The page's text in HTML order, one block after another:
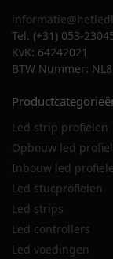
Tel. (+31) 053-
KvK: 64242021
BTW Nummer:
Led strip profielen
Opbouw led
Inbouw led
Led stucprofielen
Led strips
Led controllers
Led voedingen